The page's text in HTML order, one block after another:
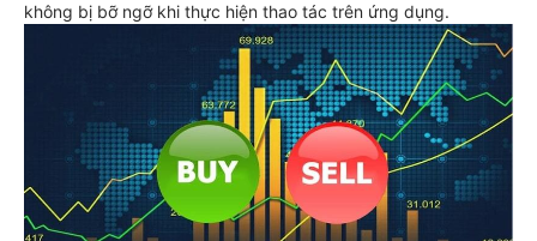
không bị bỡ ngỡ khi thực hiện thao tác trên ứng dụng.